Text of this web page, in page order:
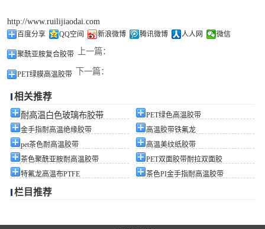
http://www.ruilijiaodai.com
百度分享 QQ空间 新浪微博 腾讯微博 人人网 微信
上一篇：
聚酰亚胺复合胶带
下一篇：
PET绿膜高温胶带
相关推荐
耐高温白色玻璃布胶带
PET绿色高温胶带
金手指耐高温绝缘胶带
高温胶带铁氟龙
pet茶色耐高温胶带
高温美纹纸胶带
茶色聚酰亚胺耐高温胶带
PET双面胶带耐拉双面胶
特氟龙高温布PTFE
茶色PI金手指耐高温胶带
栏目推荐
（保护膜）
等离子热喷涂胶
带
防火陶瓷化硅胶
带